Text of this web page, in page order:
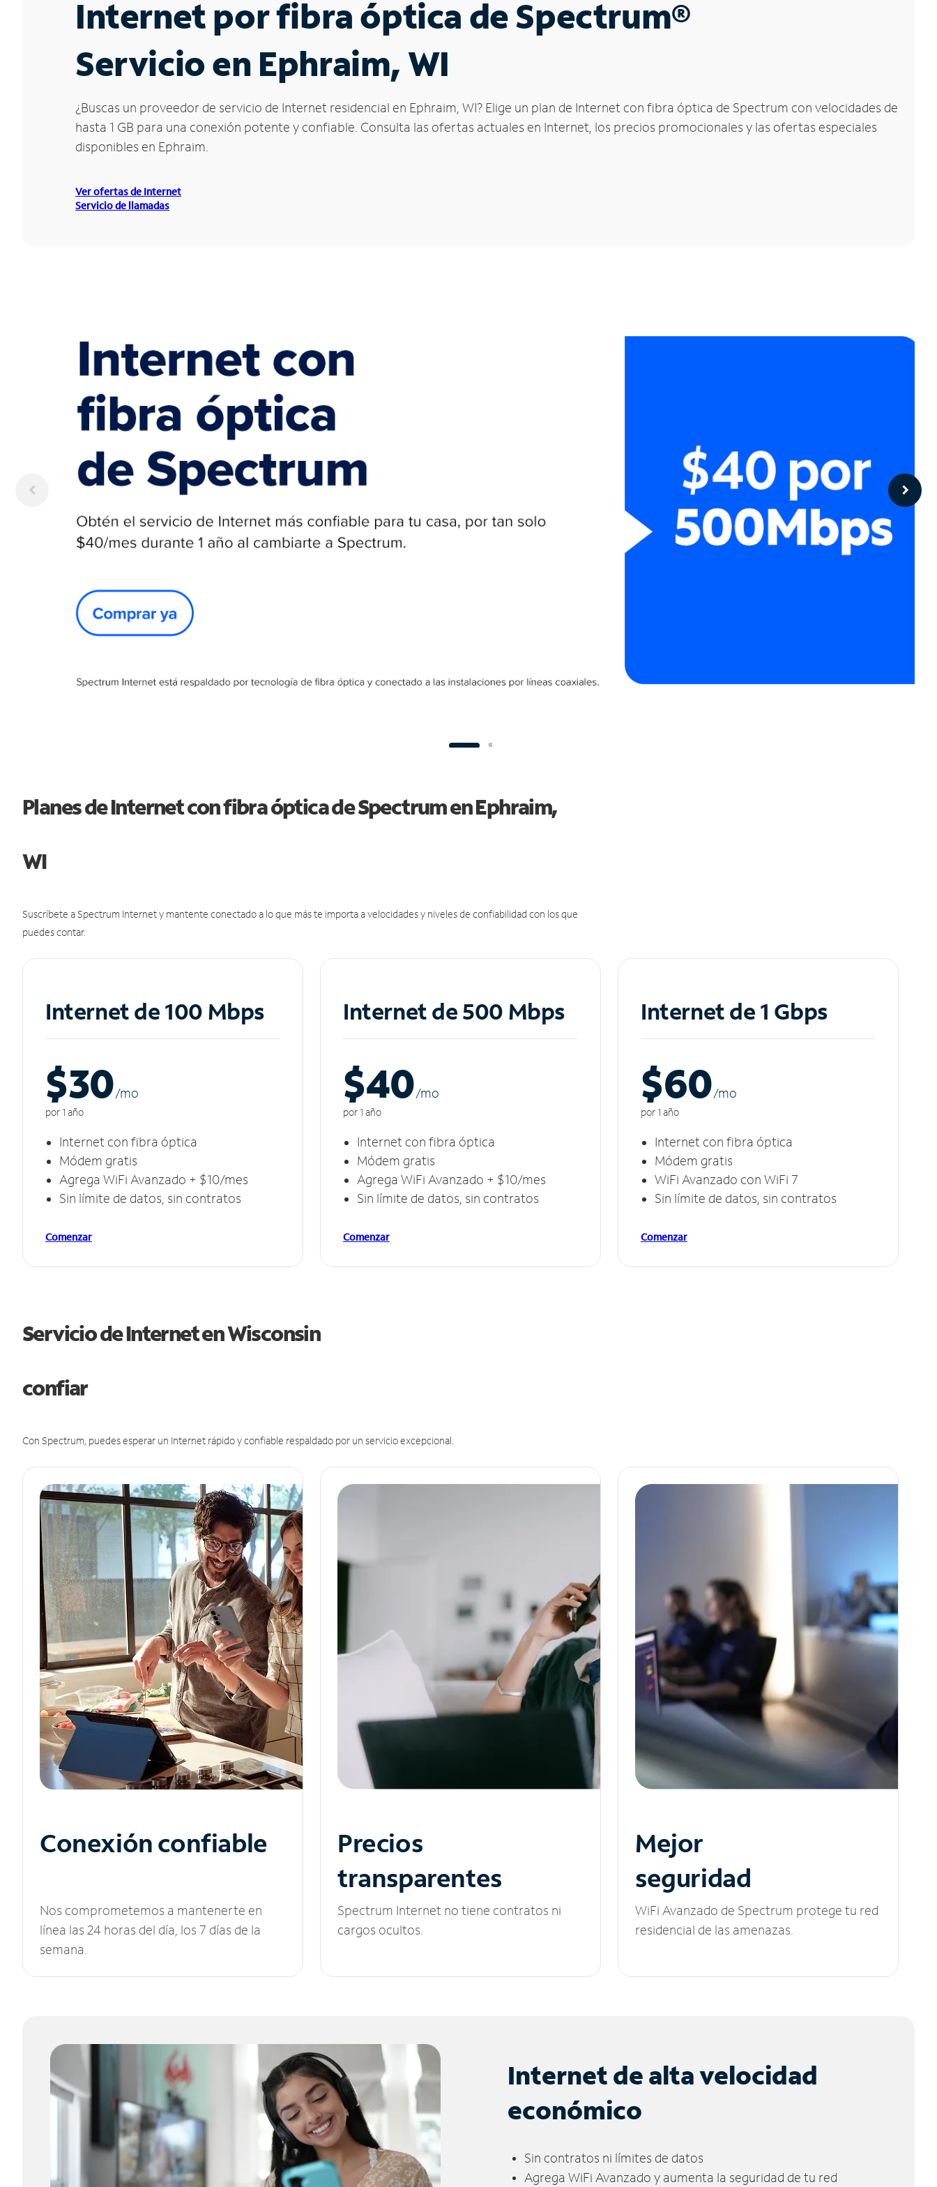
Internet por fibra óptica de Spectrum®
Servicio en Ephraim, WI
¿Buscas un proveedor de servicio de Internet residencial en Ephraim, WI? Elige un plan de Internet con fibra óptica de Spectrum con velocidades de
hasta 1 GB para una conexión potente y confiable. Consulta las ofertas actuales en Internet, los precios promocionales y las ofertas especiales
disponibles en Ephraim.
Ver ofertas de Internet
Servicio de llamadas
Planes de Internet con fibra óptica de Spectrum en Ephraim,
WI
Suscríbete a Spectrum Internet y mantente conectado a lo que más te importa a velocidades y niveles de confiabilidad con los que
puedes contar.
Internet de 100 Mbps
$30/mo
por 1 año
Internet con fibra óptica
Módem gratis
Agrega WiFi Avanzado + $10/mes
Sin límite de datos, sin contratos
Comenzar
Internet de 500 Mbps
$40/mo
por 1 año
Internet con fibra óptica
Módem gratis
Agrega WiFi Avanzado + $10/mes
Sin límite de datos, sin contratos
Comenzar
Internet de 1 Gbps
$60/mo
por 1 año
Internet con fibra óptica
Módem gratis
WiFi Avanzado con WiFi 7
Sin límite de datos, sin contratos
Comenzar
Servicio de Internet en Wisconsin
confiar
Con Spectrum, puedes esperar un Internet rápido y confiable respaldado por un servicio excepcional.
Conexión confiable
Nos comprometemos a mantenerte en
línea las 24 horas del día, los 7 días de la
semana.
Precios
transparentes
Spectrum Internet no tiene contratos ni
cargos ocultos.
Mejor
seguridad
WiFi Avanzado de Spectrum protege tu red
residencial de las amenazas.
Internet de alta velocidad
económico
Sin contratos ni límites de datos
Agrega WiFi Avanzado y aumenta la seguridad de tu red